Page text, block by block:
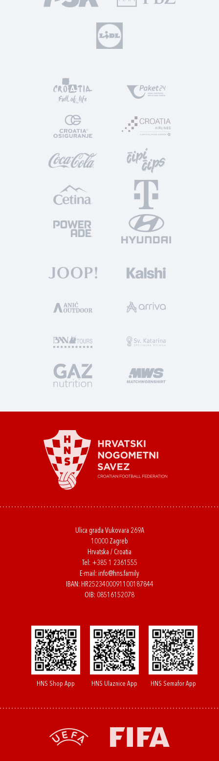
Ulica grada Vukovara 269A
10000 Zagreb
Hrvatska / Croatia
Tel: +385 1 2361555
E-mail: info@hns.family
IBAN: HR2523400091100187844
OIB: 08516152078
HNS Shop App HNS Ulaznice App HNS Semafor App